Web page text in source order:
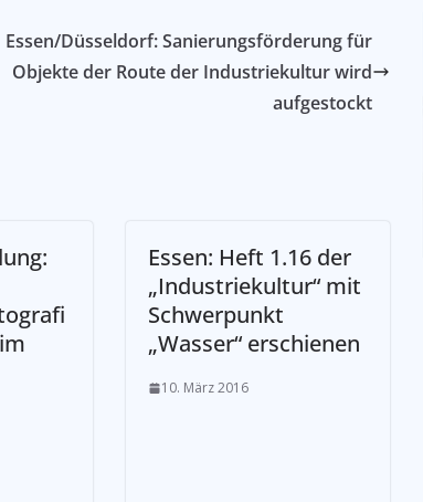
Essen/Düsseldorf: Sanierungsförderung für
Objekte der Route der Industriekultur wird
aufgestockt
Essen: Heft 1.16 der
„Industriekultur“ mit
Schwerpunkt
„Wasser“ erschienen
10. März 2016